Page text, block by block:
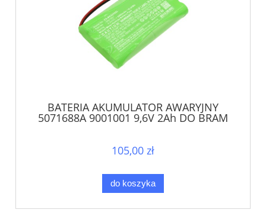
BATERIA AKUMULATOR AWARYJNY
5071688A 9001001 9,6V 2Ah DO BRAM
105,00 zł
do koszyka